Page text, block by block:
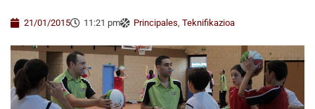
21/01/2015 11:21 pm Principales, Teknifikazioa